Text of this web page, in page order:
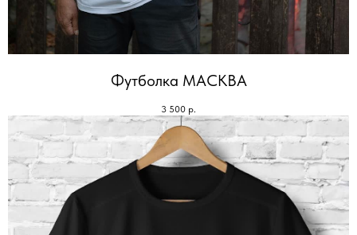
Футболка МАСКВА
3 500 р.